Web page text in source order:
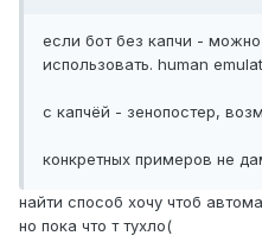
если бот без капчи -
использовать. human
с капчёй - зенопостер,
конкретных примеров не
найти способ хочу чтоб
но пока что т тухло(